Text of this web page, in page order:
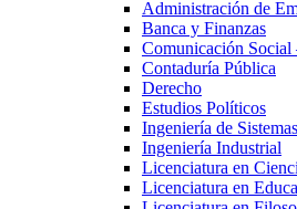
Administración de
Banca y Finanzas
Comunicación Social
Contaduría Pública
Derecho
Estudios Políticos
Ingeniería de Sistemas
Ingeniería Industrial
Licenciatura en
Licenciatura en